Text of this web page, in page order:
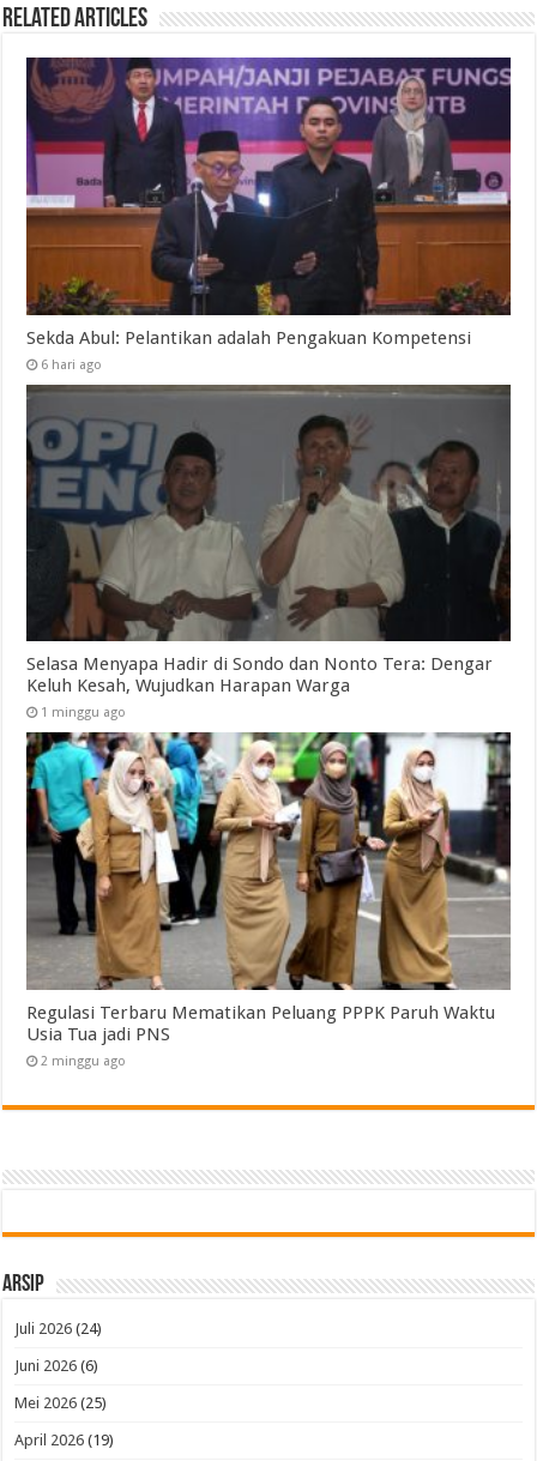
Related Articles
Sekda Abul: Pelantikan adalah Pengakuan Kompetensi
6 hari ago
Selasa Menyapa Hadir di Sondo dan Nonto Tera: Dengar
Keluh Kesah, Wujudkan Harapan Warga
1 minggu ago
Regulasi Terbaru Mematikan Peluang PPPK Paruh Waktu
Usia Tua jadi PNS
2 minggu ago
Arsip
Juli 2026 (24)
Juni 2026 (6)
Mei 2026 (25)
April 2026 (19)